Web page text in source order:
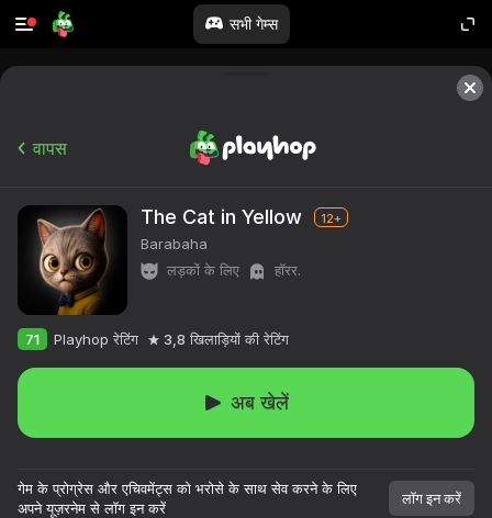
सभी गेम्स
वापस
The Cat in Yellow 12+
Barabaha
लड़कों के लिए
हॉरर.
71 Playhop रेटिंग 3,8 खिलाड़ियों की रेटिंग
अब खेलें
गेम के प्रोग्रेस और एचिवमेंट्स को भरोसे के साथ सेव करने के लिए
अपने यूज़रनेम से लॉग इन करें
लॉग इन करें